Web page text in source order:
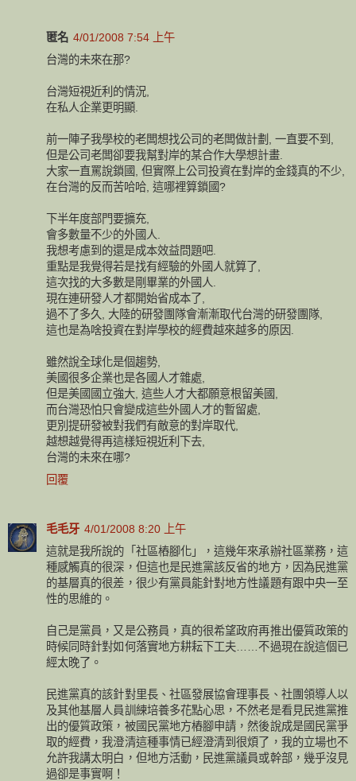
匿名 4/01/2008 7:54 上午
台灣的未來在那?
台灣短視近利的情況,
在私人企業更明顯.
前一陣子我學校的老闆想找公司的老闆做計劃, 一直要不到,
但是公司老闆卻要我幫對岸的某合作大學想計畫.
大家一直罵說鎖國, 但實際上公司投資在對岸的金錢真的不少,
在台灣的反而苦哈哈, 這哪裡算鎖國?
下半年度部門要擴充,
會多數量不少的外國人.
我想考慮到的還是成本效益問題吧.
重點是我覺得若是找有經驗的外國人就算了,
這次找的大多數是剛畢業的外國人.
現在連研發人才都開始省成本了,
過不了多久, 大陸的研發團隊會漸漸取代台灣的研發團隊,
這也是為啥投資在對岸學校的經費越來越多的原因.
雖然說全球化是個趨勢,
美國很多企業也是各國人才雜處,
但是美國國立強大, 這些人才大都願意根留美國,
而台灣恐怕只會變成這些外國人才的暫留處,
更別提研發被對我們有敵意的對岸取代,
越想越覺得再這樣短視近利下去,
台灣的未來在哪?
回覆
毛毛牙 4/01/2008 8:20 上午
這就是我所說的「社區樁腳化」，這幾年來承辦社區業務，這
種感觸真的很深，但這也是民進黨該反省的地方，因為民進黨
的基層真的很差，很少有黨員能針對地方性議題有跟中央一至
性的思維的。
自己是黨員，又是公務員，真的很希望政府再推出優質政策的
時候同時針對如何落實地方耕耘下工夫……不過現在說這個已
經太晚了。
民進黨真的該針對里長、社區發展協會理事長、社團領導人以
及其他基層人員訓練培養多花點心思，不然老是看見民進黨推
出的優質政策，被國民黨地方樁腳申請，然後說成是國民黨爭
取的經費，我澄清這種事情已經澄清到很煩了，我的立場也不
允許我講太明白，但地方活動，民進黨議員或幹部，幾乎沒見
過卻是事實啊！